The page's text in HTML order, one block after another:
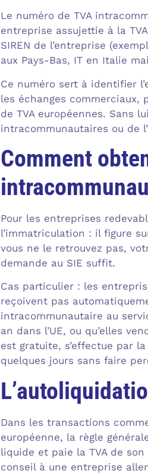
Le numéro de TVA
entreprise assujettie à la
SIREN de l’entreprise
aux Pays-Bas, IT en Italie
Ce numéro sert à identifier
les échanges commerciaux,
de TVA européennes. Sans
intracommunautaires ou de
Comment
Pour les entreprises
l’immatriculation : il figure
vous ne le retrouvez pas,
demande au SIE suffit.
Cas particulier : les
reçoivent pas
intracommunautaire au
an dans l’UE, ou qu’elles
est gratuite, s’effectue par
quelques jours sans faire
Dans les transactions
européenne, la règle
liquide et paie la TVA de
conseil à une entreprise